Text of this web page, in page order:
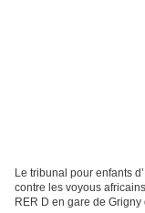
Le tribunal pour enfants
contre les voyous
RER D en gare de